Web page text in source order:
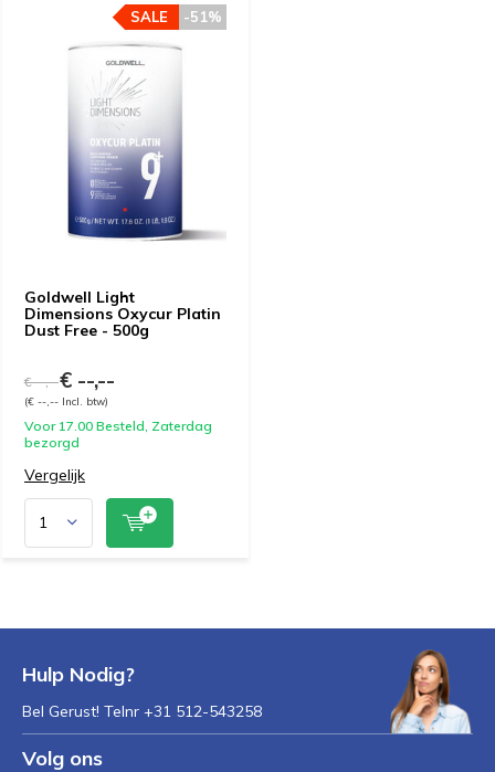
Goldwell Light
Dimensions Oxycur Platin
Dust Free - 500g
-51%
SALE
€ --,--€ --,--
(€ --,-- Incl. btw)
Voor 17.00 Besteld, Zaterdag
bezorgd
Vergelijk
Hulp Nodig?
Bel Gerust! Telnr +31 512-543258
Volg ons